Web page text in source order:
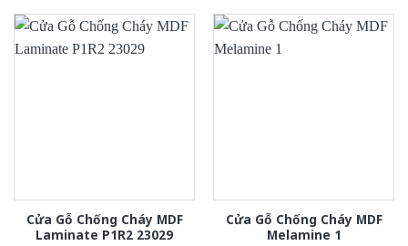
Cửa Gỗ Chống Cháy MDF
Laminate P1R2 23029
Cửa Gỗ Chống Cháy MDF
Melamine 1